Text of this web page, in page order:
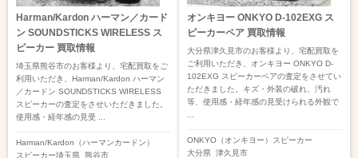
Harman/Kardon ハーマン／カード
ン SOUNDSTICKS WIRELESS ス
ピーカー 買取情報
埼玉県熊谷市のお客様より、宅配買取をご
利用いただき、Harman/Kardon ハーマン
／カードン SOUNDSTICKS WIRELESS
スピーカーの査定をさせいただきました。
使用感・経年感の見受 ...
Harman/Kardon（ハーマンカードン）
スピーカー埼玉県 熊谷市
オンキヨー ONKYO D-102EXG ス
ピーカーペア 買取情報
大分県津久見市のお客様より、宅配買取を
ご利用いただき、オンキヨー ONKYO D-
102EXG スピーカーペアの査定をさせてい
ただきました。キズ・外装の破れ、汚れ
等、使用感・経年感の見受けられる外観で
ONKYO（オンキヨー） スピーカー
大分県 津久見市